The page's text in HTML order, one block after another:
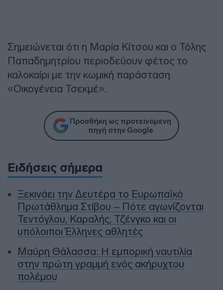
Σημειώνεται ότι η Μαρία Κίτσου και ο Τόλης
Παπαδημητρίου περιοδεύουν φέτος το
καλοκαίρι με την κωμική παράσταση
«Οικογένεια Τσεκμέ».
Προσθήκη ως προτεινόμενη
πηγή στην Google
Ειδήσεις σήμερα
Ξεκινάει την Δευτέρα το Ευρωπαϊκό
Πρωτάθλημα Στίβου – Πότε αγωνίζονται
Τεντόγλου, Καραλής, Τζένγκο και οι
υπόλοιποι Έλληνες αθλητές
Μαύρη Θάλασσα: Η εμπορική ναυτιλία
στην πρώτη γραμμή ενός ακήρυχτου
πολέμου